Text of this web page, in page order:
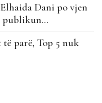
Dani po vjen
publikun…
parë, Top 5 nuk